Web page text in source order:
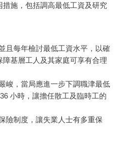
施，包括調高最低工資及研究
且每年檢討最低工資水平，以確
基層工人及其家庭可享有合理
峻，當局應進一步下調職津最低
小時，讓擔任散工及臨時工的
險制度，讓失業人士有多重保